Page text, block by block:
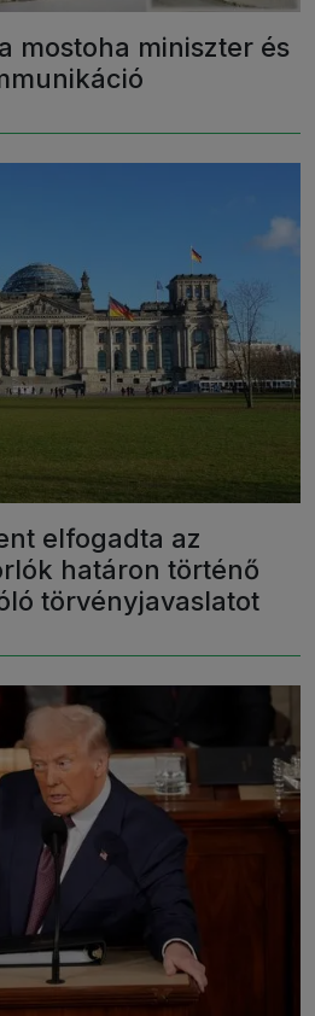
mostoha miniszter és
elfogadta az
határon történő
törvényjavaslatot